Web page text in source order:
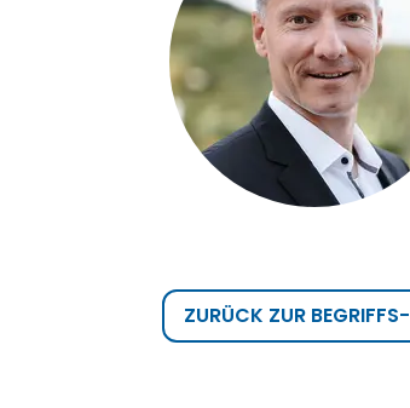
ZURÜCK ZUR